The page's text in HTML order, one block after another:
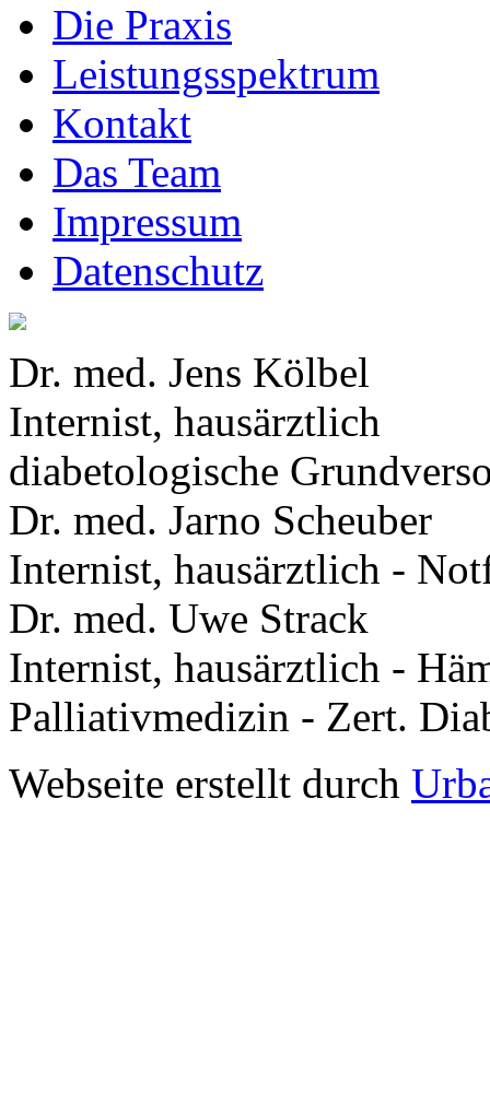
Die Praxis
Leistungsspektrum
Kontakt
Das Team
Impressum
Datenschutz
Dr. med. Jens Kölbel
Internist, hausärztlich
diabetologische
Dr. med. Jarno Scheuber
Internist, hausärztlich -
Dr. med. Uwe Strack
Internist, hausärztlich -
Palliativmedizin - Zert.
Webseite erstellt durch